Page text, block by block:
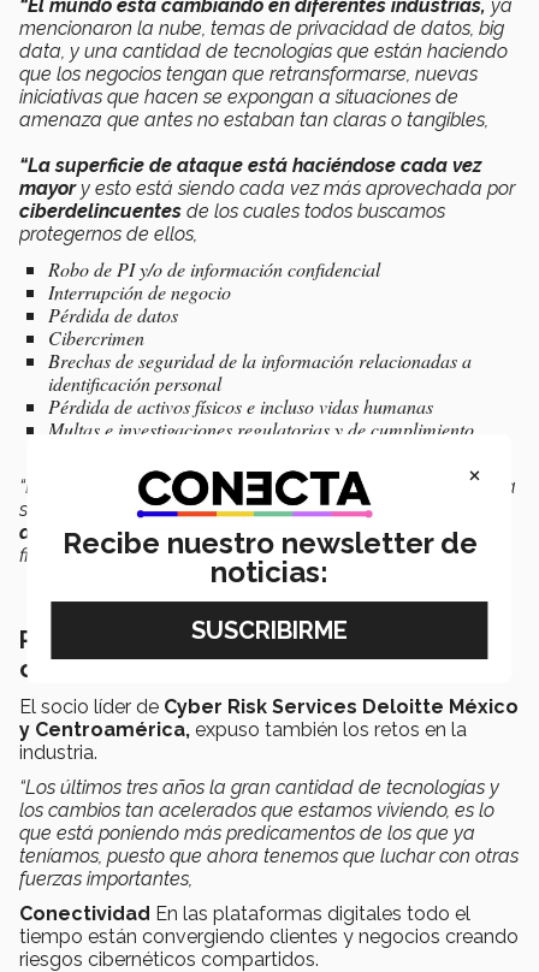
“El mundo está cambiando en diferentes industrias, ya
mencionaron la nube, temas de privacidad de datos, big
data, y una cantidad de tecnologías que están haciendo
que los negocios tengan que retransformarse, nuevas
iniciativas que hacen se expongan a situaciones de
amenaza que antes no estaban tan claras o tangibles,
“La superficie de ataque está haciéndose cada vez
mayor y esto está siendo cada vez más aprovechada por
ciberdelincuentes de los cuales todos buscamos
protegernos de ellos,
Robo de PI y/o de información confidencial
Interrupción de negocio
Pérdida de datos
Cibercrimen
Brechas de seguridad de la información relacionadas a
identificación personal
Pérdida de activos físicos e incluso vidas humanas
Multas e investigaciones regulatorias y de cumplimiento
“El ciber riesgo está migrando de lo que históricamente ha
sido un dominio impulsado por la tecnología hacia
dominio organizacional multifacético, con impacto
financiero, operacional, reputacional y legal”,aseguró.
Retos en la industria para gestionar la
ciberseguridad
El socio líder de Cyber Risk Services Deloitte México
y Centroamérica, expuso también los retos en la
industria.
“Los últimos tres años la gran cantidad de tecnologías y
los cambios tan acelerados que estamos viviendo, es lo
que está poniendo más predicamentos de los que ya
teníamos, puesto que ahora tenemos que luchar con otras
fuerzas importantes,
Conectividad En las plataformas digitales todo el
tiempo están convergiendo clientes y negocios creando
riesgos cibernéticos compartidos.
×
Recibe nuestro newsletter de
noticias: